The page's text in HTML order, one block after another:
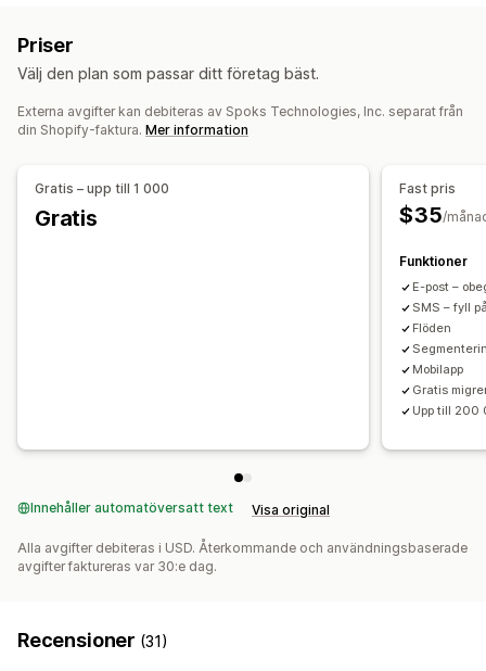
Import och export E-postdomäner
Utlösare och regler
API:er och webhooks
Priser
Välj den plan som passar ditt företag bäst.
Externa avgifter kan debiteras av Spoks Technologies, Inc. separat från
din Shopify-faktura. Mer information
Gratis – upp till 1 000
Gratis
Fast pris
$35/
Funktioner
E-post –
SMS – fyll
Flöden
Mobilapp
Gratis
Upp till 200
Innehåller automatöversatt text Visa original
Alla avgifter debiteras i USD. Återkommande och användningsbaserade
avgifter faktureras var 30:e dag.
Recensioner (31)